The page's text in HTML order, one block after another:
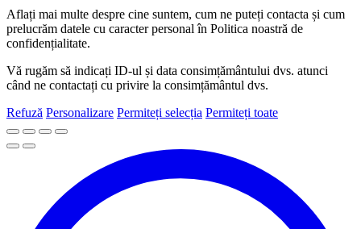
Aflați mai multe despre cine suntem, cum ne puteți contacta și cum
prelucrăm datele cu caracter personal în Politica noastră de
confidențialitate.
Vă rugăm să indicați ID-ul și data consimțământului dvs. atunci
când ne contactați cu privire la consimțământul dvs.
Refuză Personalizare Permiteți selecția Permiteți toate